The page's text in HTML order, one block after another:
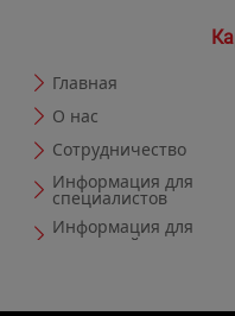
Главная
O нас
Сотрудничество
Информация для
специалистов
Информация для